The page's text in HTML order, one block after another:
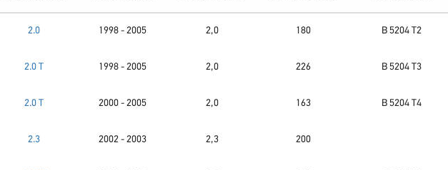
2.0 1998 - 2005 2,0 180 B 5204 T2
2.0 T 1998 - 2005 2,0 226 B 5204 T3
2.0 T 2000 - 2005 2,0 163 B 5204 T4
2.3 2002 - 2003 2,3 200